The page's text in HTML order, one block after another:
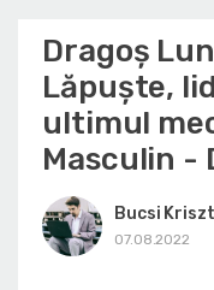
Dragoș
Lăpuște,
ultimul
Masculin -
Bucsi
07.08.2022